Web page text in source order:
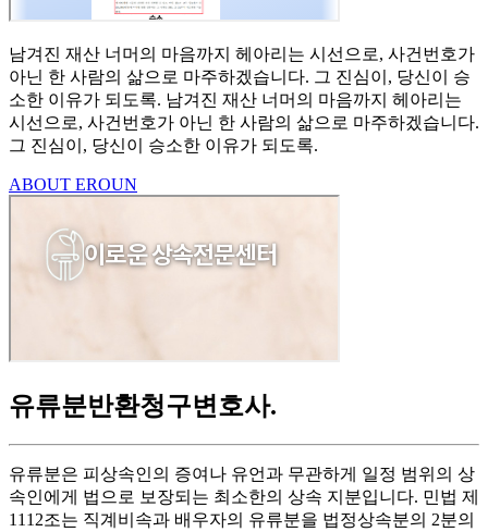
남겨진 재산 너머의 마음까지 헤아리는 시선으로, 사건번호가
아닌 한 사람의 삶으로 마주하겠습니다. 그 진심이, 당신이 승
소한 이유가 되도록. 남겨진 재산 너머의 마음까지 헤아리는
시선으로, 사건번호가 아닌 한 사람의 삶으로 마주하겠습니다.
그 진심이, 당신이 승소한 이유가 되도록.
ABOUT EROUN
유류분반환청구변호사.
유류분은 피상속인의 증여나 유언과 무관하게 일정 범위의 상
속인에게 법으로 보장되는 최소한의 상속 지분입니다. 민법 제
1112조는 직계비속과 배우자의 유류분을 법정상속분의 2분의